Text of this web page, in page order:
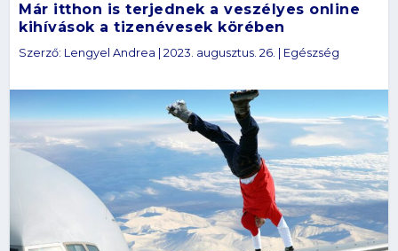
Már itthon is terjednek a veszélyes online
kihívások a tizenévesek körében
Szerző: Lengyel Andrea |2023. augusztus. 26. Egészség